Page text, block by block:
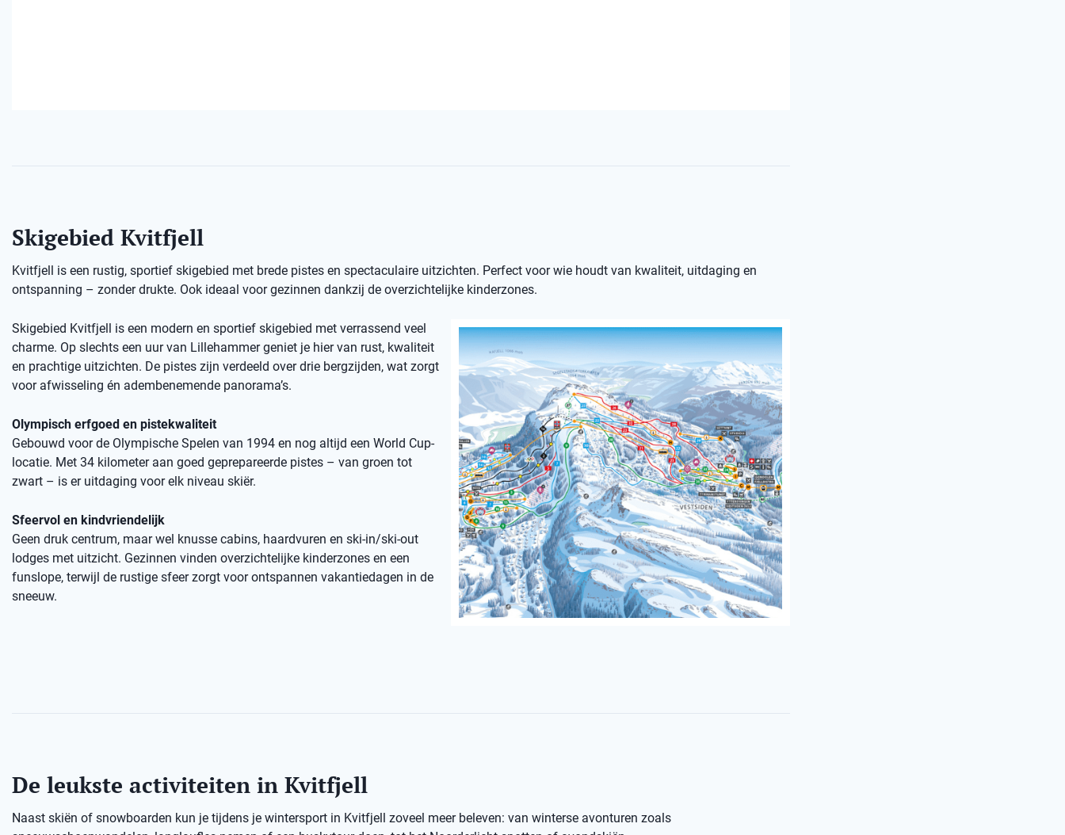
Skigebied Kvitfjell
Kvitfjell is een rustig, sportief skigebied met brede pistes en spectaculaire uitzichten. Perfect voor wie houdt van kwaliteit, uitdaging en
ontspanning – zonder drukte. Ook ideaal voor gezinnen dankzij de overzichtelijke kinderzones.
Skigebied Kvitfjell is een modern en sportief skigebied met verrassend veel
charme. Op slechts een uur van Lillehammer geniet je hier van rust, kwaliteit
en prachtige uitzichten. De pistes zijn verdeeld over drie bergzijden, wat zorgt
voor afwisseling én adembenemende panorama’s.
Olympisch erfgoed en pistekwaliteit
Gebouwd voor de Olympische Spelen van 1994 en nog altijd een World Cup-
locatie. Met 34 kilometer aan goed geprepareerde pistes – van groen tot
zwart – is er uitdaging voor elk niveau skiër.
Sfeervol en kindvriendelijk
Geen druk centrum, maar wel knusse cabins, haardvuren en ski-in/ski-out
lodges met uitzicht. Gezinnen vinden overzichtelijke kinderzones en een
funslope, terwijl de rustige sfeer zorgt voor ontspannen vakantiedagen in de
sneeuw.
De leukste activiteiten in Kvitfjell
Naast skiën of snowboarden kun je tijdens je wintersport in Kvitfjell zoveel meer beleven: van winterse avonturen zoals